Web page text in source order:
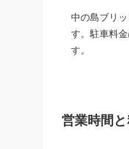
中の島ブリ
す。駐車料
す。
営業時間